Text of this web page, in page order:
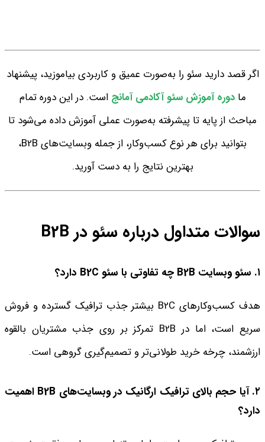
اگر قصد دارید سئو را به‌صورت عمیق و کاربردی بیاموزید، پیشنهاد
مادوره‌ آموزش سئو آکادمی آمانج است. در این دوره تمام
مباحث از پایه تا پیشرفته به‌صورت عملی آموزش داده می‌شود تا
بتوانید برای هر نوع کسب‌وکار، از جمله وبسایت‌های B2B،
بهترین نتایج را به دست آورید.
سوالات متداول درباره سئو در B2B
۱. سئو وبسایت B2B چه تفاوتی با سئو B2C دارد؟
هدف کسب‌وکارهای B2C بیشتر جذب ترافیک گسترده و فروش
سریع است، اما در B2B تمرکز بر روی جذب مشتریان بالقوه
ارزشمند، چرخه خرید طولانی‌تر و تصمیم‌گیری گروهی است.
۲. آیا حجم بالای ترافیک ارگانیک در وبسایت‌های B2B اهمیت
دارد؟